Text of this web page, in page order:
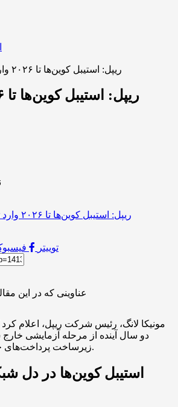
ریپل: استیبل کوین‌ها تا ۲۰۲۶ وارد تولید می‌شوند
توییتر
عناوینی که در این
مونیکا لانگ، رئیس شرکت ریپل، اعلام
دو سال آینده از مرحله آزمایشی خارج
زیرساخت پرداخت‌های جهانی تبدیل خواهند شد.
استیبل کوین‌ها در دل